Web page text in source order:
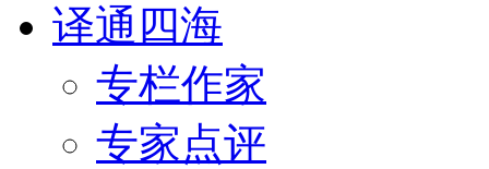
译通四海
专栏作家
专家点评